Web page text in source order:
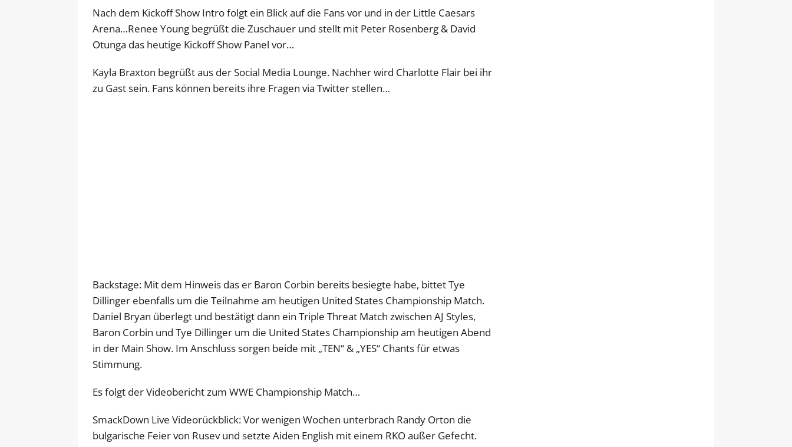
Nach dem Kickoff Show Intro folgt ein Blick auf die Fans vor und in der Little Caesars
Arena…Renee Young begrüßt die Zuschauer und stellt mit Peter Rosenberg & David
Otunga das heutige Kickoff Show Panel vor…
Kayla Braxton begrüßt aus der Social Media Lounge. Nachher wird Charlotte Flair bei ihr
zu Gast sein. Fans können bereits ihre Fragen via Twitter stellen…
Backstage: Mit dem Hinweis das er Baron Corbin bereits besiegte habe, bittet Tye
Dillinger ebenfalls um die Teilnahme am heutigen United States Championship Match.
Daniel Bryan überlegt und bestätigt dann ein Triple Threat Match zwischen AJ Styles,
Baron Corbin und Tye Dillinger um die United States Championship am heutigen Abend
in der Main Show. Im Anschluss sorgen beide mit „TEN“ & „YES“ Chants für etwas
Stimmung.
Es folgt der Videobericht zum WWE Championship Match…
SmackDown Live Videorückblick: Vor wenigen Wochen unterbrach Randy Orton die
bulgarische Feier von Rusev und setzte Aiden English mit einem RKO außer Gefecht.